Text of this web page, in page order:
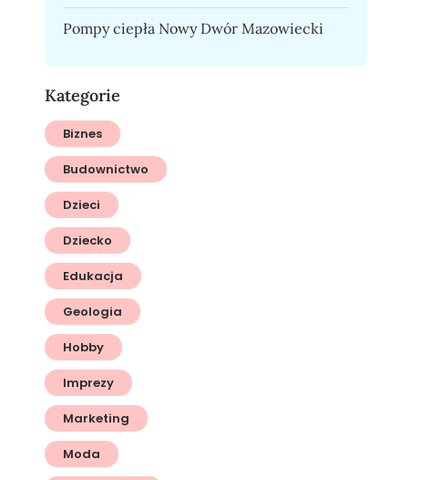
Pompy ciepła Nowy Dwór Mazowiecki
Kategorie
Biznes
Budownictwo
Dzieci
Dziecko
Edukacja
Geologia
Hobby
Imprezy
Marketing
Moda